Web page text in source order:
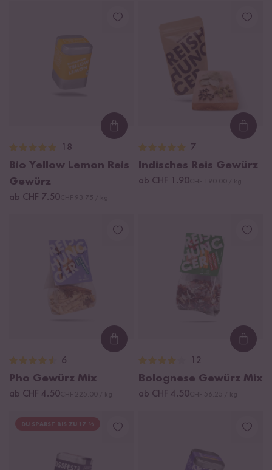
Loading...
18
Bio Yellow Lemon Reis
Gewürz
ab CHF 7.50
7
Indisches Reis Gewürz
ab CHF 1.90
Loading...
6
Pho Gewürz Mix
ab CHF 4.50
12
Bolognese Gewürz Mix
ab CHF 4.50
DU SPARST BIS ZU 17 %